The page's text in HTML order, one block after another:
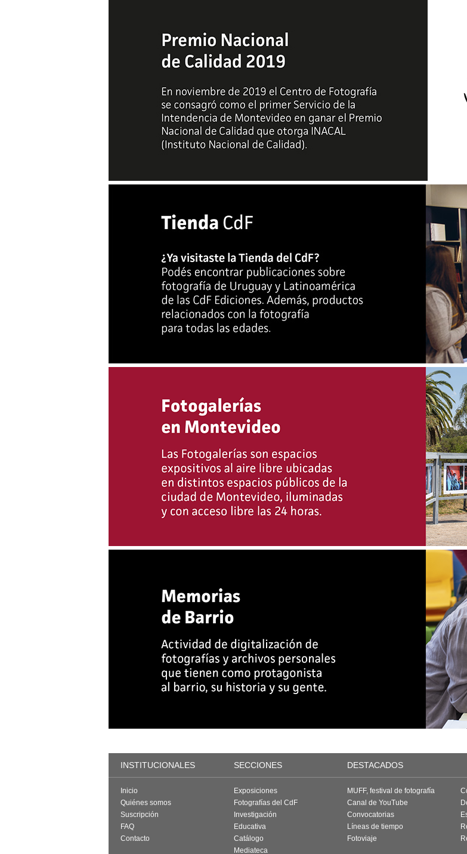
INSTITUCIONALES SECCIONES DESTACADOS
Inicio
Quiénes somos
Suscripción
FAQ
Contacto
Exposiciones
Fotografías del CdF
Investigación
Educativa
Catálogo
Mediateca
MUFF, festival de fotografía
Canal de YouTube
Convocatorias
Líneas de tiempo
Fotoviaje